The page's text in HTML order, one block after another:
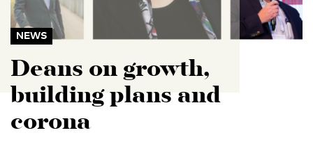
NEWS
Deans on growth,
building plans and
corona